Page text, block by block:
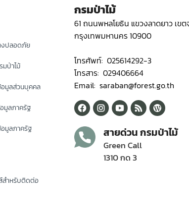
งปลอดภัย
มป่าไม้
อมูลส่วนบุคคล
มูลภาครัฐ
มูลภาครัฐ
สำหรับติดต่อ
กรมป่าไม้
61 ถนนพหลโยธิน แขวงลาดยาว เข
กรุงเทพมหานคร 10900
โทรศัพท์: 025614292-3
โทรสาร: 029406664
Email: saraban@forest.go.th
สายด่วน กรมป่าไม้
Green Call
1310 กด 3